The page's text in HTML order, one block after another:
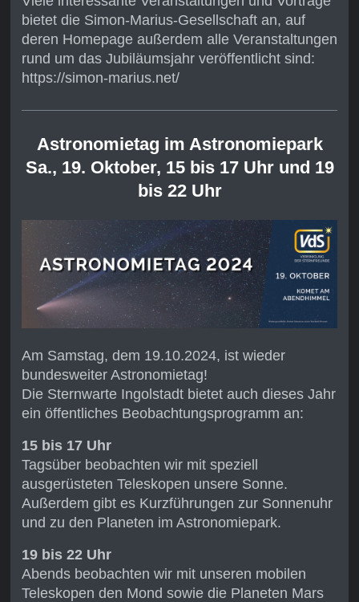
bietet die Simon-Marius-Gesellschaft an, auf
deren Homepage außerdem alle Veranstaltungen
rund um das Jubiläumsjahr veröffentlicht sind:
https://simon-marius.net/
Astronomietag im Astronomiepark
Sa., 19. Oktober, 15 bis 17 Uhr und 19
bis 22 Uhr
Am Samstag, dem 19.10.2024, ist wieder
bundesweiter Astronomietag!
Die Sternwarte Ingolstadt bietet auch dieses Jahr
ein öffentliches Beobachtungsprogramm an:
15 bis 17 Uhr
Tagsüber beobachten wir mit speziell
ausgerüsteten Teleskopen unsere Sonne.
Außerdem gibt es Kurzführungen zur Sonnenuhr
und zu den Planeten im Astronomiepark.
19 bis 22 Uhr
Abends beobachten wir mit unseren mobilen
Teleskopen den Mond sowie die Planeten Mars